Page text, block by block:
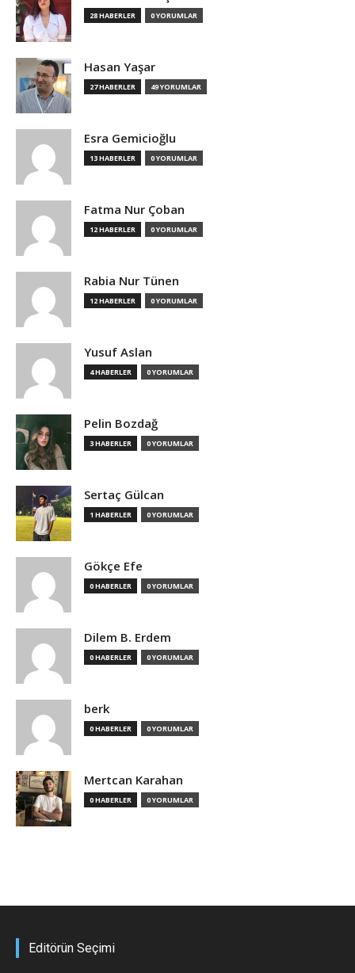
28 HABERLER 0 YORUMLAR
Hasan Yaşar
27 HABERLER 49 YORUMLAR
Esra Gemicioğlu
13 HABERLER 0 YORUMLAR
Fatma Nur Çoban
12 HABERLER 0 YORUMLAR
Rabia Nur Tünen
12 HABERLER 0 YORUMLAR
Yusuf Aslan
4 HABERLER 0 YORUMLAR
Pelin Bozdağ
3 HABERLER 0 YORUMLAR
Sertaç Gülcan
1 HABERLER 0 YORUMLAR
Gökçe Efe
0 HABERLER 0 YORUMLAR
Dilem B. Erdem
0 HABERLER 0 YORUMLAR
berk
0 HABERLER 0 YORUMLAR
Mertcan Karahan
0 HABERLER 0 YORUMLAR
Editörün Seçimi